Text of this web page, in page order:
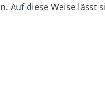
Auf diese Weise lässt